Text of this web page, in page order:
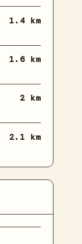
1.4 km
1.6 km
2 km
2.1 km